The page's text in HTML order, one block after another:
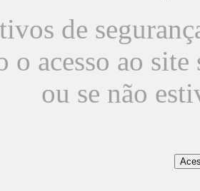
de
o acesso ao
ou se não